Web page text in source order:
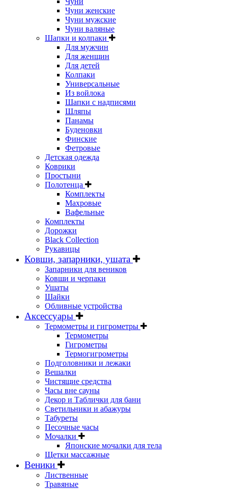
Чуни женские
Чуни мужские
Чуни валяные
Шапки и колпаки
Для мужчин
Для женщин
Для детей
Колпаки
Универсальные
Из войлока
Шапки с надписями
Шляпы
Панамы
Буденовки
Финские
Фетровые
Детская одежда
Коврики
Простыни
Полотенца
Комплекты
Махровые
Вафельные
Комплекты
Дорожки
Black Collection
Рукавицы
Ковши, запарники, ушата
Запарники для веников
Ковши и черпаки
Ушаты
Шайки
Обливные устройства
Аксессуары
Термометры и гигрометры
Термометры
Гигрометры
Термогигрометры
Подголовники и лежаки
Вешалки
Чистящие средства
Часы вне сауны
Декор и Таблички для бани
Светильники и абажуры
Табуреты
Песочные часы
Мочалки
Японские мочалки для тела
Щетки массажные
Веники
Лиственные
Травяные